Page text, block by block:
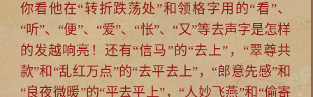
你看他在“转折跌荡处”和领格字用的“看”、
“听”、“便”、“爱”、“怅”、“又”等去声字是怎样
的发越响亮！还有“信马”的“去上”，“翠尊共
款”和“乱红万点”的“去平去上”，“郎意先感”和
“良夜微暖”的“平去平上”，“人妙飞燕”和“偷寄